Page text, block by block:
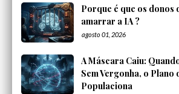
Porque é que os donos
amarrar a IA ?
agosto 01, 2026
A Máscara Caiu:
Sem Vergonha, o Plano
Populaciona